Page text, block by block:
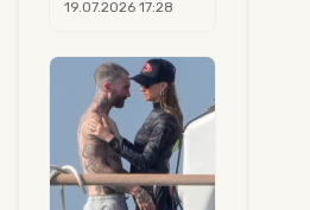
19.07.2026 17:28